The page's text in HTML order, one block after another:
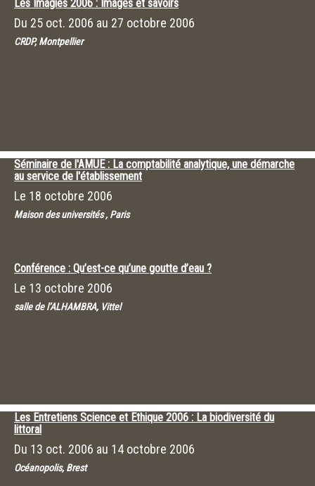
Les Imagies 2006 : Images et savoirs
Du 25 oct. 2006 au 27 octobre 2006
CRDP, Montpellier
Séminaire de l'AMUE : La comptabilité analytique, une démarche
au service de l'établissement
Le 18 octobre 2006
Maison des universités , Paris
Conférence : Qu’est-ce qu’une goutte d’eau ?
Le 13 octobre 2006
salle de l’ALHAMBRA, Vittel
Les Entretiens Science et Ethique 2006 : La biodiversité du
littoral
Du 13 oct. 2006 au 14 octobre 2006
Océanopolis, Brest